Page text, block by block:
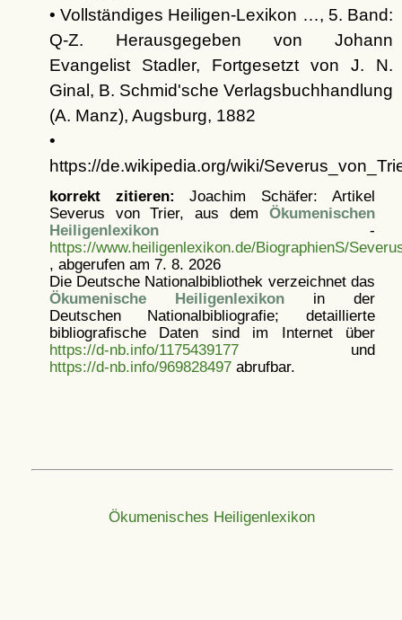
• Vollständiges Heiligen-Lexikon …, 5. Band:
Q-Z. Herausgegeben von Johann
Evangelist Stadler, Fortgesetzt von J. N.
Ginal, B. Schmid'sche Verlagsbuchhandlung
(A. Manz), Augsburg, 1882
•
https://de.wikipedia.org/wiki/
korrekt zitieren: Joachim Schäfer: Artikel
Severus von Trier, aus dem Ökumenischen
Heiligenlexikon-
https://www.heiligenlexikon.de/BiographienS/
, abgerufen am 7. 8. 2026
Die Deutsche Nationalbibliothek verzeichnet das
Ökumenische Heiligenlexikonin der
Deutschen Nationalbibliografie; detaillierte
bibliografische Daten sind im Internet über
https://d-nb.info/1175439177und
https://d-nb.info/969828497abrufbar.
Ökumenisches Heiligenlexikon